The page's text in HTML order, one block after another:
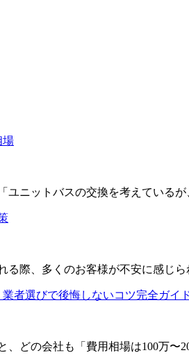
ユニットバスの交換を考えている
る際、多くのお客様が不安に感じ
、どの会社も「費用相場は100万〜